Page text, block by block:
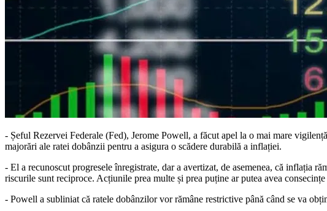
- Șeful Rezervei Federale (Fed), Jerome Powell, a făcut apel la o mai mare
majorări ale ratei dobânzii pentru a asigura o scădere durabilă a inflației.
- El a recunoscut progresele înregistrate, dar a avertizat, de asemenea, că inflația
riscurile sunt reciproce. Acțiunile prea multe și prea puține ar putea avea consecințe
- Powell a subliniat că ratele dobânzilor vor rămâne restrictive până când se va